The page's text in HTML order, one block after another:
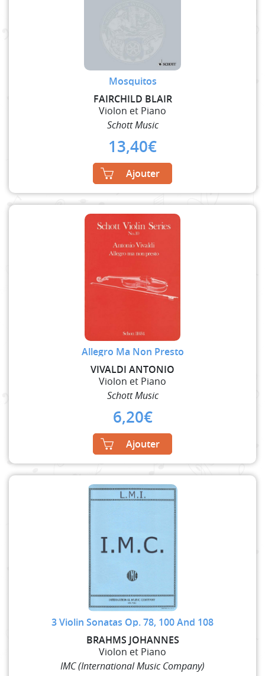
Mosquitos
FAIRCHILD BLAIR
Violon et Piano
Schott Music
13,40€
Ajouter
Allegro Ma Non Presto
VIVALDI ANTONIO
Violon et Piano
Schott Music
6,20€
Ajouter
3 Violin Sonatas Op. 78, 100 And 108
BRAHMS JOHANNES
Violon et Piano
IMC (International Music Company)